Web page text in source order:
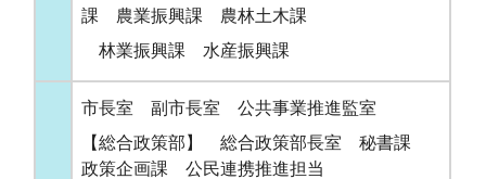
課 農業振興課 農林土木課
林業振興課 水産振興課
市長室 副市長室 公共事業推進監室
【総合政策部】 総合政策部長室 秘書課
政策企画課 公民連携推進担当